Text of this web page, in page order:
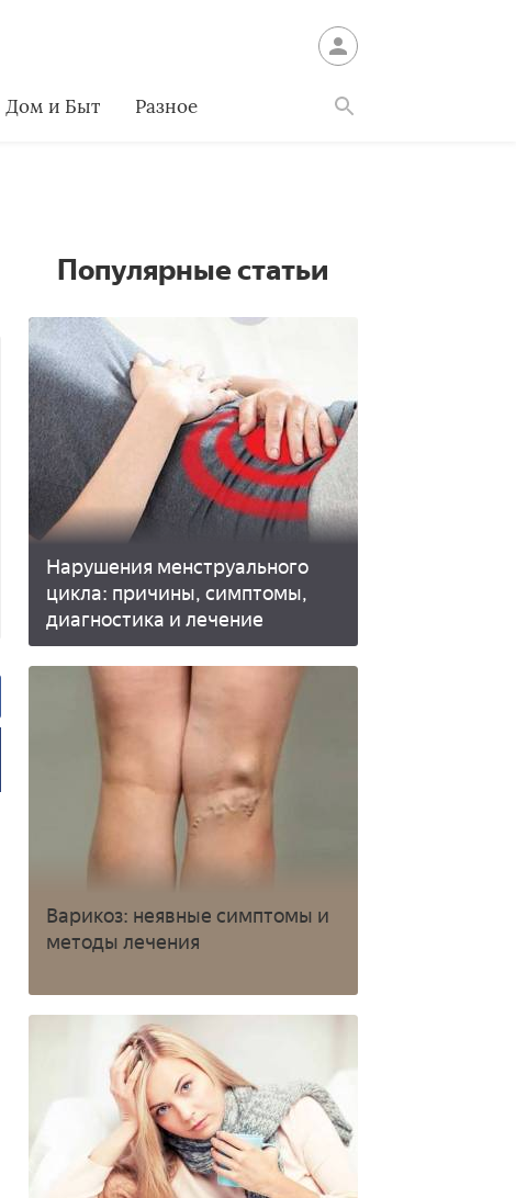
Дом и Быт Разное
Популярные статьи
Нарушения менструального
цикла: причины, симптомы,
диагностика и лечение
Варикоз: неявные симптомы и
методы лечения